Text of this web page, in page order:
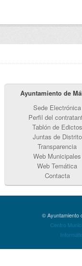
Ayuntamiento de
Sede Electrónica
Perfil del
Tablón de Edictos
Juntas de Distrito
Transparencia
Web Municipales
Web Temática
Contacta
© Ayuntamiento
Centro